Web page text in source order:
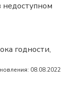
годности,
08.08.2022